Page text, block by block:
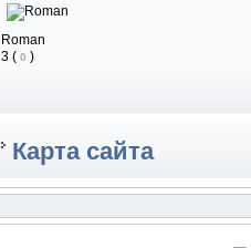
Roman
3( 0 )
Карта сайта